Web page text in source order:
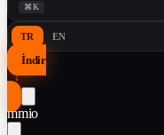
⌘K
TR EN
İndir
↓
mmio